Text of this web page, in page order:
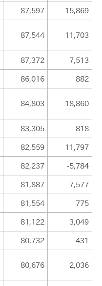
87,597 15,869
87,544 11,703
87,372 7,513
86,016 882
84,803 18,860
83,305 818
82,559 11,797
82,237 -5,784
81,887 7,577
81,554 775
81,122 3,049
80,732 431
80,676 2,036